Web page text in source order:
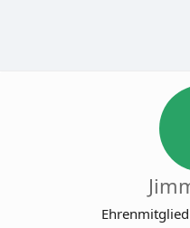
Ehrenmitglied